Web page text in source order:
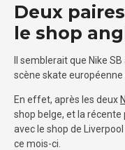
Deux
le shop
Il semblerait que Nike
scène skate européenne
En effet, après les deux
shop belge, et la récente
avec le shop de
ce mois-ci.